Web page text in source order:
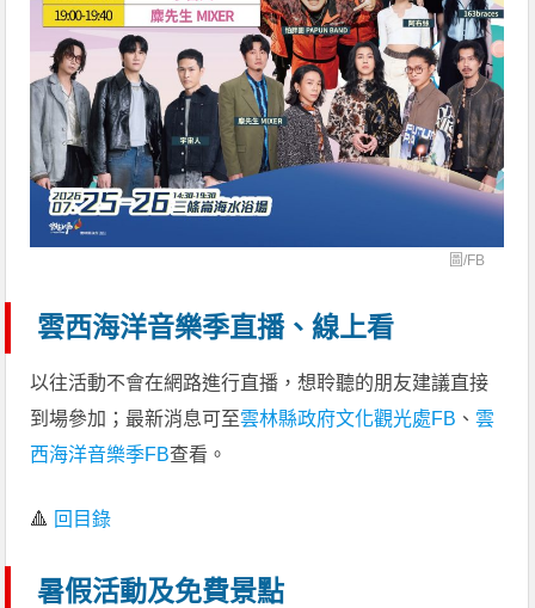
圖/FB
雲西海洋音樂季直播、線上看
以往活動不會在網路進行直播，想聆聽的朋友建議直接
到場參加；最新消息可至雲林縣政府文化觀光處FB 、雲
西海洋音樂季FB查看。
🔺 回目錄
暑假活動及免費景點